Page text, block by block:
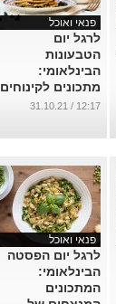
פנאי ואוכל
לרגל יום
הטבעונות
הבינלאומי:
מתכונים לקינוחים
המנצחים של
...
12:17 / 31.10.21
פנאי ואוכל
לרגל יום הפסטה
הבינלאומי:
המתכונים